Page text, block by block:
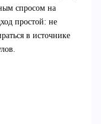
спросом на
простой: не
в источнике